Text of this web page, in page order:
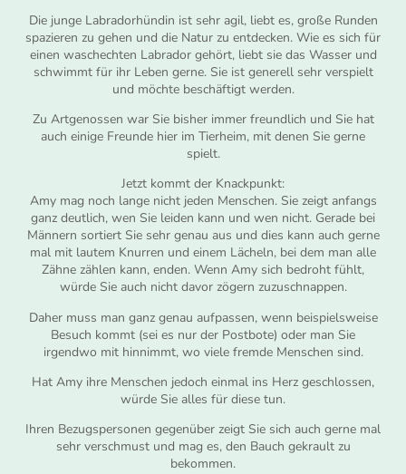
Die junge Labradorhündin ist sehr agil, liebt es, große Runden
spazieren zu gehen und die Natur zu entdecken. Wie es sich für
einen waschechten Labrador gehört, liebt sie das Wasser und
schwimmt für ihr Leben gerne. Sie ist generell sehr verspielt
und möchte beschäftigt werden.
Zu Artgenossen war Sie bisher immer freundlich und Sie hat
auch einige Freunde hier im Tierheim, mit denen Sie gerne
spielt.
Jetzt kommt der Knackpunkt:
Amy mag noch lange nicht jeden Menschen. Sie zeigt anfangs
ganz deutlich, wen Sie leiden kann und wen nicht. Gerade bei
Männern sortiert Sie sehr genau aus und dies kann auch gerne
mal mit lautem Knurren und einem Lächeln, bei dem man alle
Zähne zählen kann, enden. Wenn Amy sich bedroht fühlt,
würde Sie auch nicht davor zögern zuzuschnappen.
Daher muss man ganz genau aufpassen, wenn beispielsweise
Besuch kommt (sei es nur der Postbote) oder man Sie
irgendwo mit hinnimmt, wo viele fremde Menschen sind.
Hat Amy ihre Menschen jedoch einmal ins Herz geschlossen,
würde Sie alles für diese tun.
Ihren Bezugspersonen gegenüber zeigt Sie sich auch gerne mal
sehr verschmust und mag es, den Bauch gekrault zu
bekommen.